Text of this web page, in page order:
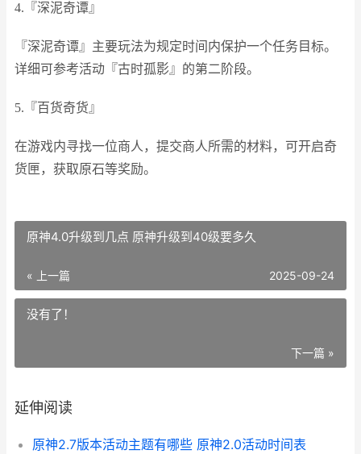
4.『深泥奇谭』
『深泥奇谭』主要玩法为规定时间内保护一个任务目标。
详细可参考活动『古时孤影』的第二阶段。
5.『百货奇货』
在游戏内寻找一位商人，提交商人所需的材料，可开启奇
货匣，获取原石等奖励。
原神4.0升级到几点 原神升级到40级要多久
« 上一篇 2025-09-24
没有了！
下一篇 »
延伸阅读
原神2.7版本活动主题有哪些 原神2.0活动时间表